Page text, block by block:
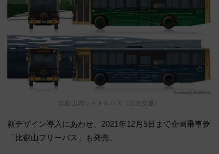
比叡山内シャトルバス（江若交通）
新デザイン導入にあわせ、2021年12月5日まで企画乗車券
「比叡山フリーパス」も発売。